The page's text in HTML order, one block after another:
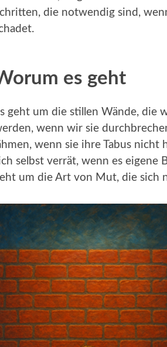
die notwendig sind,
es geht
geht um die stillen Wände,
wenn wir sie
wenn sie ihre Tabus
selbst verrät, wenn es eigene
um die Art von Mut, die sich